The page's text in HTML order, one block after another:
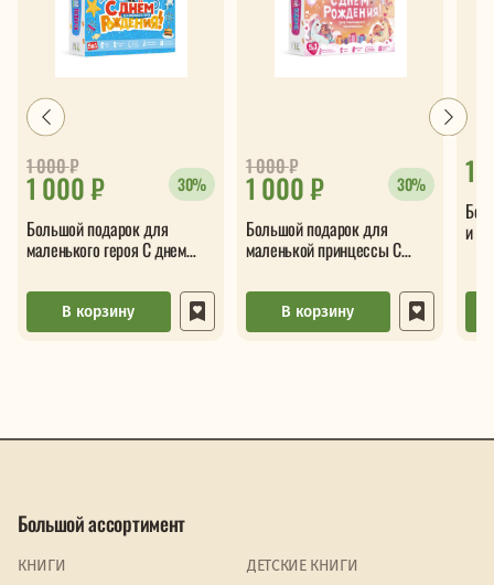
1 000 ₽
1 000₽
30%
Большой подарок для
маленького героя С днем
В корзину
1 000 ₽
1 000₽
30%
Большой подарок для
маленькой принцессы С
В корзину
1
и
Большой ассортимент
КНИГИ
ДЕТСКИЕ КНИГИ